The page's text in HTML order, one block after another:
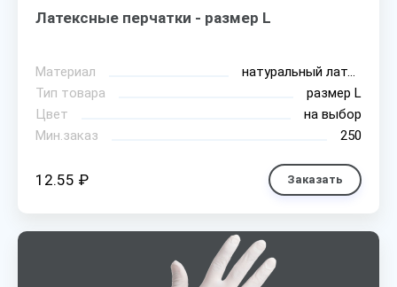
Латексные перчатки - размер L
Материал
натуральный латекс
Тип товара
размер L
Цвет
на выбор
Мин.заказ
250
12.55 ₽ Заказать